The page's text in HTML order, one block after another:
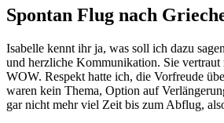
Spontan Flug nach
Isabelle kennt ihr ja, was soll ich dazu
und herzliche Kommunikation. Sie
WOW. Respekt hatte ich, die Vorfreude
waren kein Thema, Option auf
gar nicht mehr viel Zeit bis zum Abflug,